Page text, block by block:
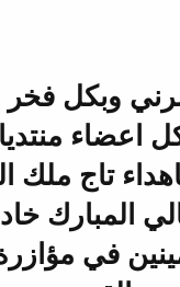
وبكل فخر
اعضاء
تاج ملك
المبارك
في